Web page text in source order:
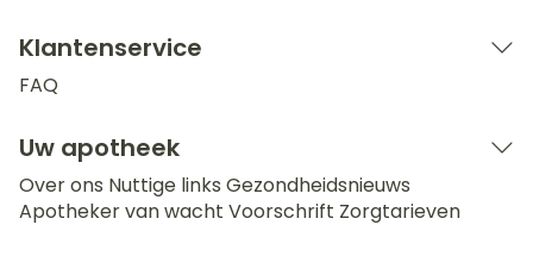
Klantenservice
FAQ
Uw apotheek
Over ons Nuttige links Gezondheidsnieuws
Apotheker van wacht Voorschrift Zorgtarieven